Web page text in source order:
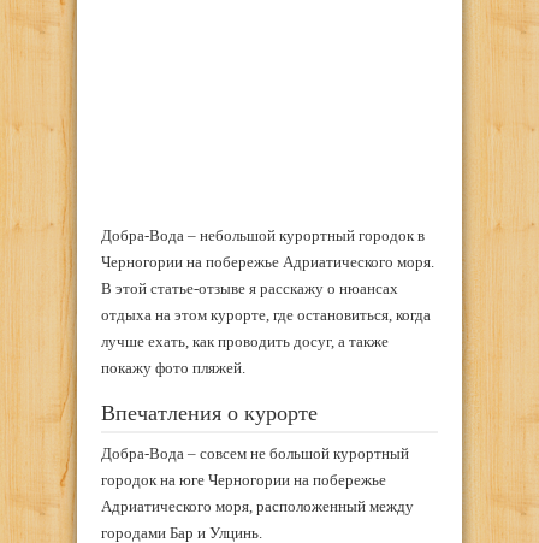
Добра-Вода – небольшой курортный городок в
Черногории на побережье Адриатического моря.
В этой статье-отзыве я расскажу о нюансах
отдыха на этом курорте, где остановиться, когда
лучше ехать, как проводить досуг, а также
покажу фото пляжей.
Впечатления о курорте
Добра-Вода – совсем не большой курортный
городок на юге Черногории на побережье
Адриатического моря, расположенный между
городами Бар и Улцинь.